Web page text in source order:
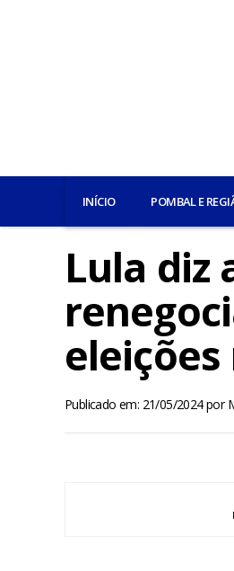
INÍCIO POMBAL E
Lula diz
Publicado em: 21/05/2024por